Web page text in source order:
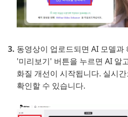
동영상이 업로드되면 AI 모델과
'미리보기' 버튼을 누르면 AI 알
화질 개선이 시작됩니다. 실시
확인할 수 있습니다.